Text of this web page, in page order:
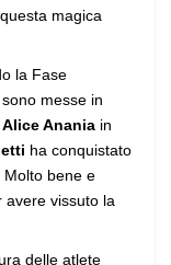
magica
la Fase
messe in
Anania in
ha conquistato
Molto bene e
avere vissuto la
delle atlete